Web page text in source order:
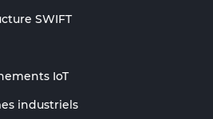
SWIFT
IoT
industriels